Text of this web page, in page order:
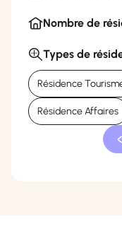
Nombre de
Types de
Résidence
Résidence Affaires